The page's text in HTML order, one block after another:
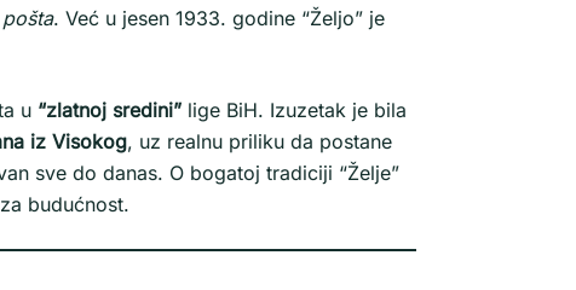
. Već u jesen 1933. godine “Željo” je
u “zlatnoj sredini” lige BiH. Izuzetak je bila
iz Visokog, uz realnu priliku da postane
sve do danas. O bogatoj tradiciji “Želje”
budućnost.